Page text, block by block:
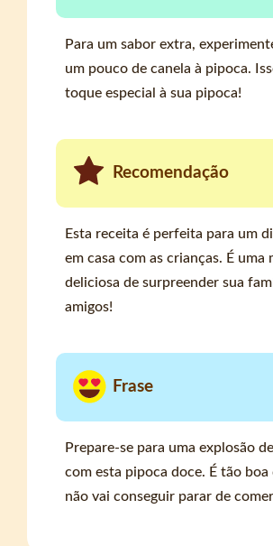
Para um sabor extra,
um pouco de canela à pipoca.
toque especial à sua pipoca!
Recomendação
Esta receita é perfeita para um
em casa com as crianças. É uma
deliciosa de surpreender sua
amigos!
Frase
Prepare-se para uma explosão
com esta pipoca doce. É tão boa
não vai conseguir parar de